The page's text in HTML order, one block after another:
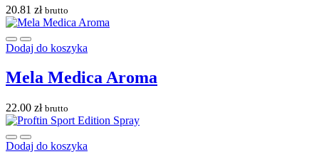
20.81 zł brutto
Dodaj do koszyka
Mela Medica Aroma
22.00 zł brutto
Dodaj do koszyka